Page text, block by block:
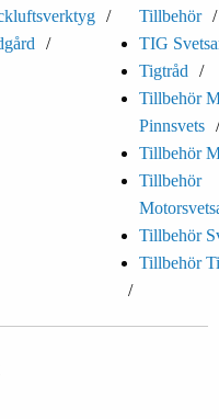
Tillbehör
TIG
Tigtråd
Tillbehör
Pinnsvets
Tillbehör
Tillbehör
Tillbehör
Tillbehör